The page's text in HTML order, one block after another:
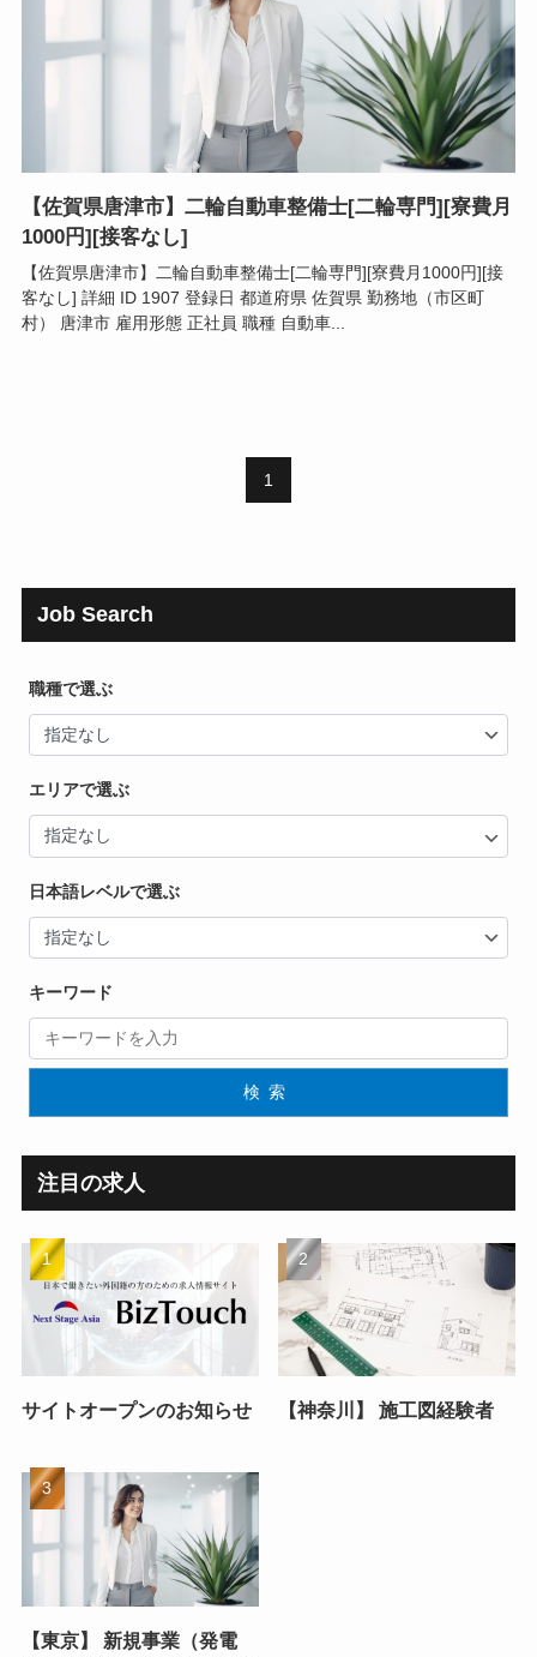
【佐賀県唐津市】二輪自動車整備士[二輪専門][寮費月
1000円][接客なし]
【佐賀県唐津市】二輪自動車整備士[二輪専門][寮費月1000円][接
客なし] 詳細 ID 1907 登録日 都道府県 佐賀県 勤務地（市区町
村） 唐津市 雇用形態 正社員 職種 自動車...
1
Job Search
職種で選ぶ
エリアで選ぶ
日本語レベルで選ぶ
キーワード
検索
注目の求人
サイトオープンのお知らせ 【神奈川】 施工図経験者
【東京】 新規事業（発電